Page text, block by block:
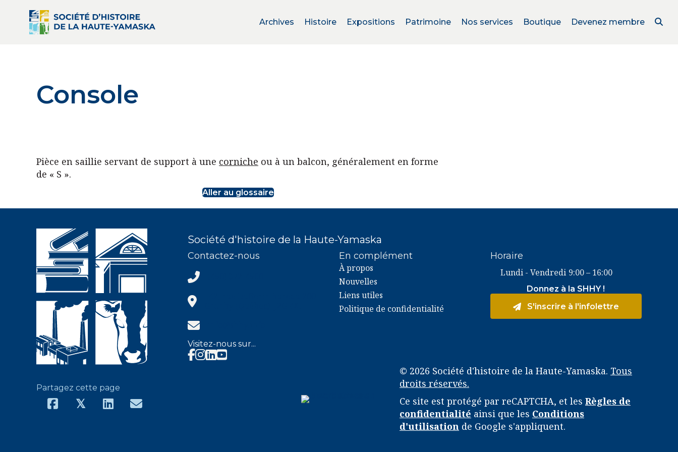
Archives Histoire Expositions Patrimoine Nos services Boutique Devenez membre
Console
Pièce en saillie servant de support à une corniche ou à un balcon, généralement en forme
de « S ».
Aller au glossaire
Société d'histoire de la Haute-Yamaska
Contactez-nous
(450) 372-4500
info@shhy.info
Visitez-nous sur...
Facebook SHHY
Instagram SHHY
En complément
À propos
Nouvelles
Liens utiles
Politique de confidentialité
Horaire
Lundi - Vendredi 9:00 – 16:00
Donnez à la SHHY !
S'inscrire à l'infolettre
Partagez cette page
𝕏
© 2026 Société d'histoire de la Haute-Yamaska. Tous
droits réservés.
Ce site est protégé par reCAPTCHA, et les Règles de
confidentialité ainsi que les Conditions
d'utilisation de Google s'appliquent.